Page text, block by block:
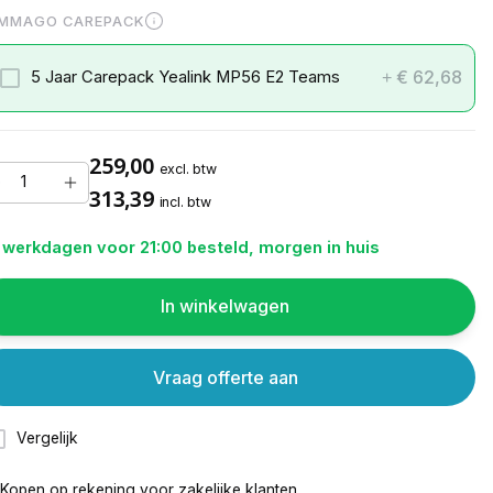
CAREPACK
5 Jaar Carepack Yealink MP56 E2 Teams + € 62,68
259,00 excl. btw
313,39 incl. btw
werkdagen voor 21:00 besteld, morgen in huis
In winkelwagen
Vergelijk
Vraag offerte aan